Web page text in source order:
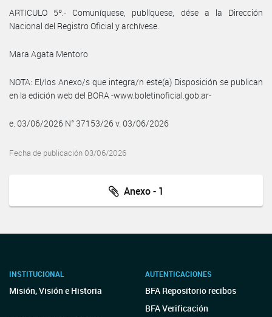
ARTICULO 5º.- Comuníquese, publíquese, dése a la Dirección
Nacional del Registro Oficial y archívese.
Mara Agata Mentoro
NOTA: El/los Anexo/s que integra/n este(a) Disposición se publican
en la edición web del BORA -www.boletinoficial.gob.ar-
e. 03/06/2026 N° 37153/26 v. 03/06/2026
Fecha de publicación 03/06/2026
Anexo - 1
INSTITUCIONAL
Misión, Visión e Historia
AUTENTICACIONES
BFA Repositorio recibos
BFA Verificación